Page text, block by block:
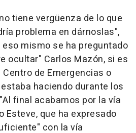
tiene vergüenza de lo que
problema en dárnoslas",
eso mismo se ha preguntado
ocultar" Carlos Mazón, si es
de Emergencias o
haciendo durante los
final acabamos por la vía
Esteve, que ha expresado
con la vía